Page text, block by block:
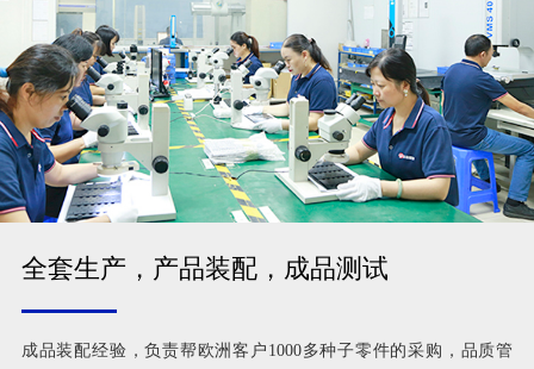
全套生产，产品装配，成品测试
成品装配经验，负责帮欧洲客户1000多种子零件的采购，品质管